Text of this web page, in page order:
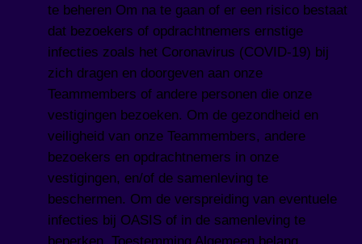
te beheren Om na te gaan of er een risico bestaat
dat bezoekers of opdrachtnemers ernstige
infecties zoals het Coronavirus (COVID-19) bij
zich dragen en doorgeven aan onze
Teammembers of andere personen die onze
vestigingen bezoeken. Om de gezondheid en
veiligheid van onze Teammembers, andere
bezoekers en opdrachtnemers in onze
vestigingen, en/of de samenleving te
beschermen. Om de verspreiding van eventuele
infecties bij OASIS of in de samenleving te